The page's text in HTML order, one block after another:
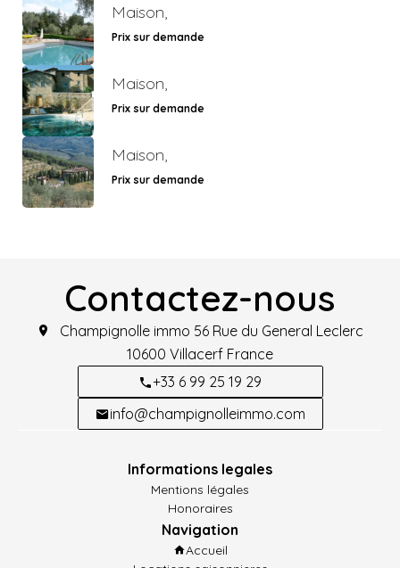
Maison,
Prix sur demande
Maison,
Prix sur demande
Maison,
Prix sur demande
Contactez-nous
Champignolle immo 56 Rue du General Leclerc
10600 Villacerf France
+33 6 99 25 19 29
info@champignolleimmo.com
Informations legales
Mentions légales
Honoraires
Navigation
Accueil